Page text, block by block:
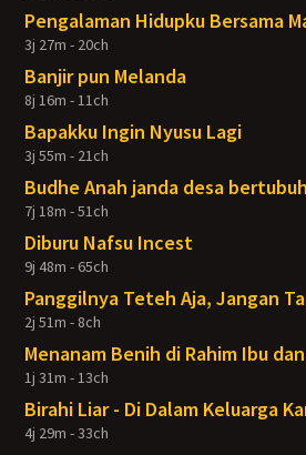
Pengalaman Hidupku Bersama
3j 27m - 20ch
Banjir pun Melanda
8j 16m - 11ch
Bapakku Ingin Nyusu Lagi
3j 55m - 21ch
Budhe Anah janda desa
7j 18m - 51ch
Diburu Nafsu Incest
9j 48m - 65ch
Panggilnya Teteh Aja, Jangan
2j 51m - 8ch
Menanam Benih di Rahim Ibu
1j 31m - 13ch
Birahi Liar - Di Dalam Keluarga
4j 29m - 33ch